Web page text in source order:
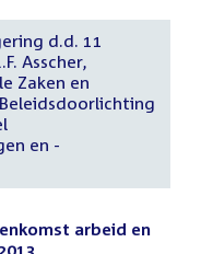
d.d. 11
Asscher,
Zaken en
en -
arbeid en